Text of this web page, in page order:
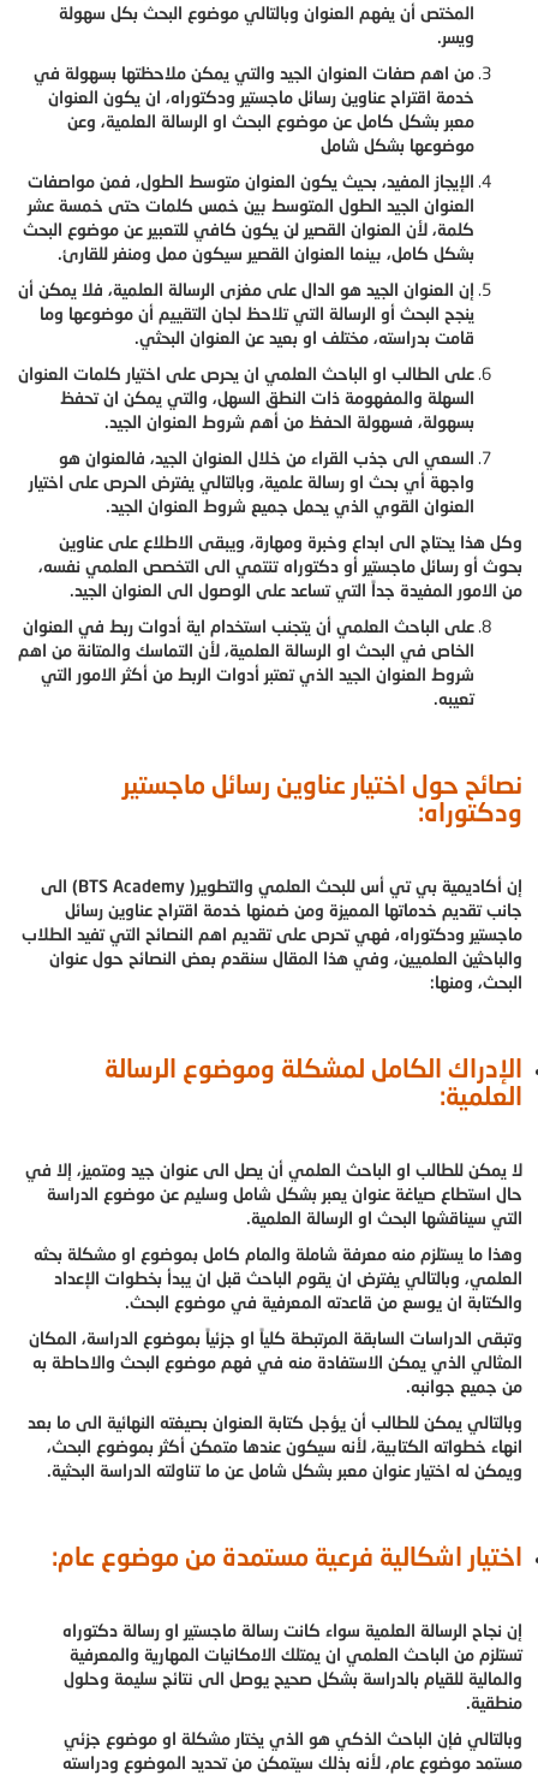
المختص أن يفهم العنوان وبالتالي موضوع البحث بكل سهولة
ويسر.
من اهم صفات العنوان الجيد والتي يمكن ملاحظتها بسهولة في
خدمة اقتراح عناوين رسائل ماجستير ودكتوراه، ان يكون العنوان
معبر بشكل كامل عن موضوع البحث او الرسالة العلمية، وعن
موضوعها بشكل شامل
الإيجاز المفيد، بحيث يكون العنوان متوسط الطول، فمن مواصفات
العنوان الجيد الطول المتوسط بين خمس كلمات حتى خمسة عشر
كلمة، لأن العنوان القصير لن يكون كافي للتعبير عن موضوع البحث
بشكل كامل، بينما العنوان القصير سيكون ممل ومنفر للقارئ.
إن العنوان الجيد هو الدال على مغزى الرسالة العلمية، فلا يمكن أن
ينجح البحث أو الرسالة التي تلاحظ لجان التقييم أن موضوعها وما
قامت بدراسته، مختلف او بعيد عن العنوان البحثي.
على الطالب او الباحث العلمي ان يحرص على اختيار كلمات العنوان
السهلة والمفهومة ذات النطق السهل، والتي يمكن ان تحفظ
بسهولة، فسهولة الحفظ من أهم شروط العنوان الجيد.
السعي الى جذب القراء من خلال العنوان الجيد، فالعنوان هو
واجهة أي بحث او رسالة علمية، وبالتالي يفترض الحرص على اختيار
العنوان القوي الذي يحمل جميع شروط العنوان الجيد.
وكل هذا يحتاج الى ابداع وخبرة ومهارة، ويبقى الاطلاع على عناوين
بحوث أو رسائل ماجستير أو دكتوراه تنتمي الى التخصص العلمي نفسه،
من الامور المفيدة جداً التي تساعد على الوصول الى العنوان الجيد.
على الباحث العلمي أن يتجنب استخدام اية أدوات ربط في العنوان
الخاص في البحث او الرسالة العلمية، لأن التماسك والمتانة من اهم
شروط العنوان الجيد الذي تعتبر أدوات الربط من أكثر الامور التي
تعيبه.
نصائح حول اختيار عناوين رسائل ماجستير
ودكتوراه:
إن أكاديمية بي تي أس للبحث العلمي والتطوير( BTS Academy) الى
جانب تقديم خدماتها المميزة ومن ضمنها خدمة اقتراح عناوين رسائل
ماجستير ودكتوراه، فهي تحرص على تقديم اهم النصائح التي تفيد الطلاب
والباحثين العلميين، وفي هذا المقال سنقدم بعض النصائح حول عنوان
البحث، ومنها:
الإدراك الكامل لمشكلة وموضوع الرسالة
العلمية:
لا يمكن للطالب او الباحث العلمي أن يصل الى عنوان جيد ومتميز، إلا في
حال استطاع صياغة عنوان يعبر بشكل شامل وسليم عن موضوع الدراسة
التي سيناقشها البحث او الرسالة العلمية.
وهذا ما يستلزم منه معرفة شاملة والمام كامل بموضوع او مشكلة بحثه
العلمي، وبالتالي يفترض ان يقوم الباحث قبل ان يبدأ بخطوات الإعداد
والكتابة ان يوسع من قاعدته المعرفية في موضوع البحث.
وتبقى الدراسات السابقة المرتبطة كلياً او جزئياً بموضوع الدراسة، المكان
المثالي الذي يمكن الاستفادة منه في فهم موضوع البحث والاحاطة به
من جميع جوانبه.
وبالتالي يمكن للطالب أن يؤجل كتابة العنوان بصيغته النهائية الى ما بعد
انهاء خطواته الكتابية، لأنه سيكون عندها متمكن أكثر بموضوع البحث،
ويمكن له اختيار عنوان معبر بشكل شامل عن ما تناولته الدراسة البحثية.
اختيار اشكالية فرعية مستمدة من موضوع عام:
إن نجاح الرسالة العلمية سواء كانت رسالة ماجستير او رسالة دكتوراه
تستلزم من الباحث العلمي ان يمتلك الامكانيات المهارية والمعرفية
والمالية للقيام بالدراسة بشكل صحيح يوصل الى نتائج سليمة وحلول
منطقية.
وبالتالي فإن الباحث الذكي هو الذي يختار مشكلة او موضوع جزئي
مستمد موضوع عام، لأنه بذلك سيتمكن من تحديد الموضوع ودراسته